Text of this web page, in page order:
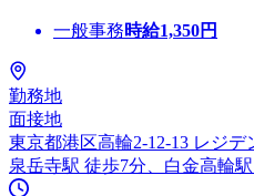
一般事務時給1,350円
勤務地
面接地
東京都港区高輪2-12-13 レジデ
泉岳寺駅 徒歩7分、白金高輪